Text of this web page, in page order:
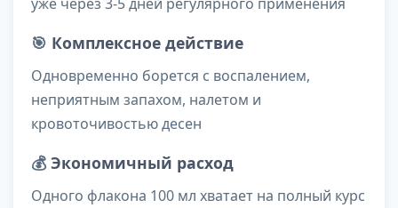
🎯 Комплексное действие
Одновременно борется с воспалением,
неприятным запахом, налетом и
кровоточивостью десен
💰 Экономичный расход
Одного флакона 100 мл хватает на полный курс